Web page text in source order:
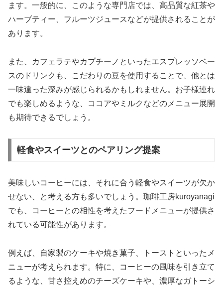
ます。一般的に、このような専門店では、高品質な紅茶や
ハーブティー、フルーツジュースなどが提供されることが
あります。
また、カフェラテやカプチーノといったエスプレッソベー
スのドリンクも、こだわりの豆を使用することで、他とは
一味違った深みが感じられるかもしれません。お子様連れ
でも楽しめるような、ココアやミルクなどのメニュー展開
も期待できるでしょう。
軽食やスイーツとのペアリング提案
美味しいコーヒーには、それに合う軽食やスイーツが欠か
せない、と考える方も多いでしょう。珈琲工房kuroyanagi
でも、コーヒーとの相性を考えたフードメニューが提供さ
れている可能性があります。
例えば、自家製のケーキや焼き菓子、トーストといったメ
ニューが考えられます。特に、コーヒーの風味を引き立て
るような、甘さ控えめのチーズケーキや、濃厚なガトーシ